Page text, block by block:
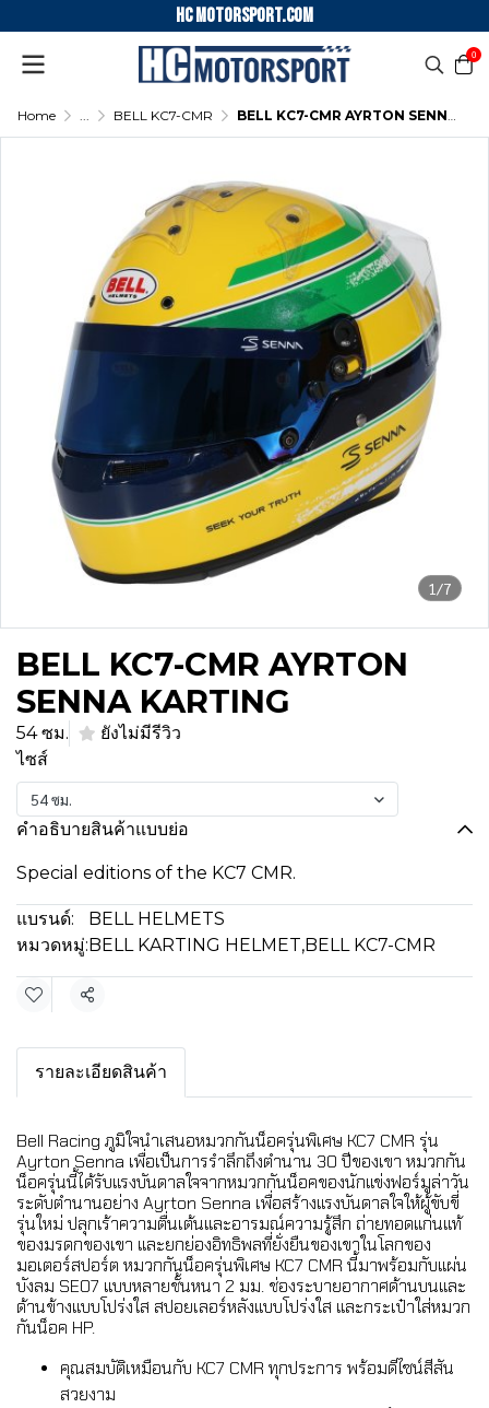
HC motorsport.COM
0
Home ... BELL KC7-CMR BELL KC7-CMR AYRTON SENNA KARTING
1/7
BELL KC7-CMR AYRTON
SENNA KARTING
54 ซม.
ยังไม่มีรีวิว
ไซส์
54 ซม.
คำอธิบายสินค้าแบบย่อ
Special editions of the KC7 CMR.
แบรนด์:
BELL HELMETS
หมวดหมู่:BELL KARTING HELMET,BELL KC7-CMR
แชร์
รายละเอียดสินค้า
Bell Racing ภูมิใจนำเสนอหมวกกันน็อครุ่นพิเศษ KC7 CMR รุ่น
Ayrton Senna เพื่อเป็นการรำลึกถึงตำนาน 30 ปีของเขา หมวกกัน
น็อครุ่นนี้ได้รับแรงบันดาลใจจากหมวกกันน็อคของนักแข่งฟอร์มูล่าวัน
ระดับตำนานอย่าง Ayrton Senna เพื่อสร้างแรงบันดาลใจให้ผู้ขับขี่
รุ่นใหม่ ปลุกเร้าความตื่นเต้นและอารมณ์ความรู้สึก ถ่ายทอดแก่นแท้
ของมรดกของเขา และยกย่องอิทธิพลที่ยั่งยืนของเขาในโลกของ
มอเตอร์สปอร์ต หมวกกันน็อครุ่นพิเศษ KC7 CMR นี้มาพร้อมกับแผ่น
บังลม SE07 แบบหลายชั้นหนา 2 มม. ช่องระบายอากาศด้านบนและ
ด้านข้างแบบโปร่งใส สปอยเลอร์หลังแบบโปร่งใส และกระเป๋าใส่หมวก
กันน็อค HP.
คุณสมบัติเหมือนกับ KC7 CMR ทุกประการ พร้อมดีไซน์สีสัน
สวยงาม